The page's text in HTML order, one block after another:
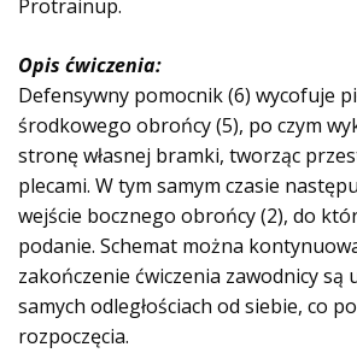
Protrainup.
Opis ćwiczenia:
Defensywny pomocnik (6) wycofuje
środkowego obrońcy (5), po czym
stronę własnej bramki, tworząc
plecami. W tym samym czasie
wejście bocznego obrońcy (2), do
podanie. Schemat można
zakończenie ćwiczenia zawodnicy są
samych odległościach od siebie, co
rozpoczęcia.